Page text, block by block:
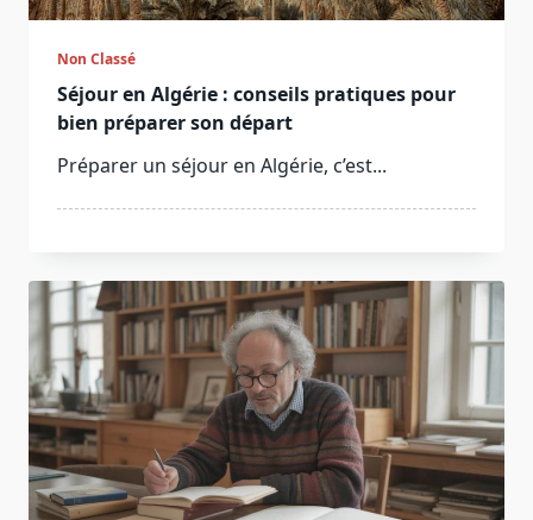
Non Classé
Séjour en Algérie : conseils pratiques pour
bien préparer son départ
Préparer un séjour en Algérie, c’est...